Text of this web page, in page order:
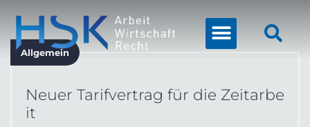
Allgemein
Neuer Tarifvertrag für die Zeitarbe
it